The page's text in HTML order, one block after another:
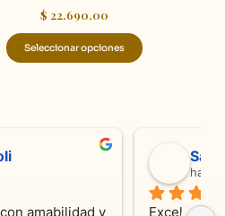
$ 22.690,00
Seleccionar opciones
silva
meses
me encanta!!!Es la